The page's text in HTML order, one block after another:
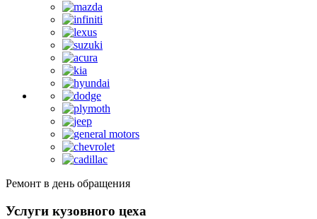
Ремонт в день обращения
Услуги кузовного цеха